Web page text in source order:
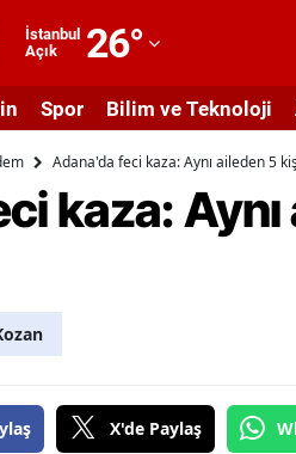
İstanbul
Açık
26°
Adıyaman
Afyonkarahisar
Ağrı
Ankara
Artvin
Spor Bilim ve Teknoloji
Adana'da feci kaza: Aynı aileden 5
kaza: Aynı
X'de Paylaş